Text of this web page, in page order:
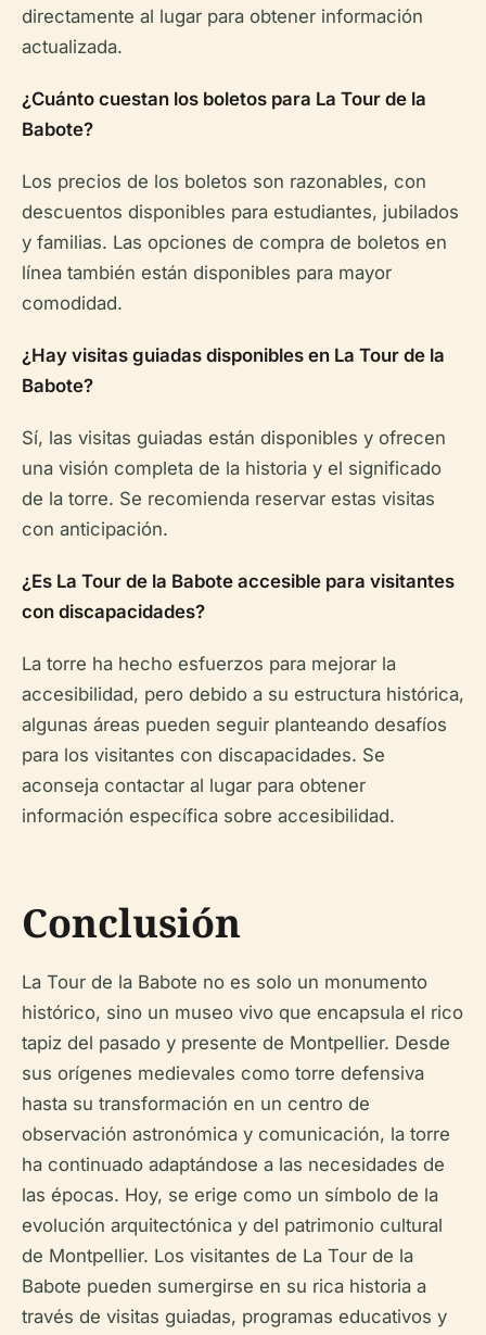
directamente al lugar para obtener información
actualizada.
¿Cuánto cuestan los boletos para La Tour de la
Babote?
Los precios de los boletos son razonables, con
descuentos disponibles para estudiantes, jubilados
y familias. Las opciones de compra de boletos en
línea también están disponibles para mayor
comodidad.
¿Hay visitas guiadas disponibles en La Tour de la
Babote?
Sí, las visitas guiadas están disponibles y ofrecen
una visión completa de la historia y el significado
de la torre. Se recomienda reservar estas visitas
con anticipación.
¿Es La Tour de la Babote accesible para visitantes
con discapacidades?
La torre ha hecho esfuerzos para mejorar la
accesibilidad, pero debido a su estructura histórica,
algunas áreas pueden seguir planteando desafíos
para los visitantes con discapacidades. Se
aconseja contactar al lugar para obtener
información específica sobre accesibilidad.
Conclusión
La Tour de la Babote no es solo un monumento
histórico, sino un museo vivo que encapsula el rico
tapiz del pasado y presente de Montpellier. Desde
sus orígenes medievales como torre defensiva
hasta su transformación en un centro de
observación astronómica y comunicación, la torre
ha continuado adaptándose a las necesidades de
las épocas. Hoy, se erige como un símbolo de la
evolución arquitectónica y del patrimonio cultural
de Montpellier. Los visitantes de La Tour de la
Babote pueden sumergirse en su rica historia a
través de visitas guiadas, programas educativos y